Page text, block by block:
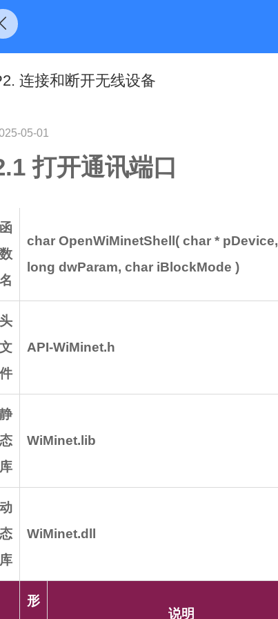
连接和断开无线设备
05-01
打开通讯端口
char OpenWiMinetShell( char * pDevice,
long dwParam, char iBlockMode )
API-WiMinet.h
WiMinet.lib
WiMinet.dll
形
说明